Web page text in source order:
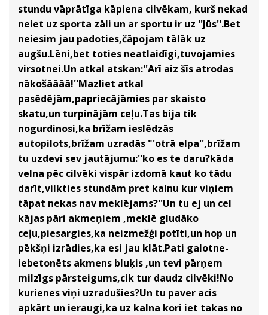
stundu vāprātīga kāpiena cilvēkam, kurš nekad
neiet uz sporta zāli un ar sportu ir uz ''Jūs''.Bet
neiesim jau padoties,čāpojam tālāk uz
augšu.Lēni,bet toties neatlaidīgi,tuvojamies
virsotnei.Un atkal atskan:''Arī aiz šīs atrodas
nākošāāāā!''Mazliet atkal
pasēdējām,papriecājāmies par skaisto
skatu,un turpinājām ceļu.Tas bija tik
nogurdinosi,ka brīžam ieslēdzās
autopilots,brīžam uzradās "'otrā elpa'',brīžam
tu uzdevi sev jautājumu:''ko es te daru?kāda
velna pēc cilvēki vispār izdomā kaut ko tādu
darīt,vilkties stundām pret kalnu kur viņiem
tāpat nekas nav meklējams?''Un tu ej un cel
kājas pāri akmeņiem ,meklē gludāko
ceļu,piesargies,ka neizmežģi potīti,un hop un
pēkšņi izrādies,ka esi jau klāt.Pati galotne-
iebetonēts akmens bluķis ,un tevi pārņem
milzīgs pārsteigums,cik tur daudz cilvēki!No
kurienes viņi uzradušies?Un tu paver acis
apkārt un ieraugi,ka uz kalna kori iet takas no